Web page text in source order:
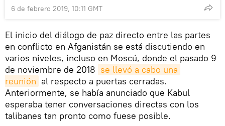
6 de febrero 2019, 10:11 GMT
El inicio del diálogo de paz directo entre las partes
en conflicto en Afganistán se está discutiendo en
varios niveles, incluso en Moscú, donde el pasado 9
de noviembre de 2018 se llevó a cabo una
reunión al respecto a puertas cerradas.
Anteriormente, se había anunciado que Kabul
esperaba tener conversaciones directas con los
talibanes tan pronto como fuese posible.